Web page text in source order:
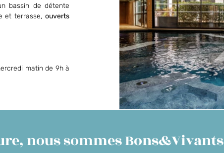
bassin de détente
et terrasse, ouverts
matin de 9h à
nous sommes Bons&Vivants